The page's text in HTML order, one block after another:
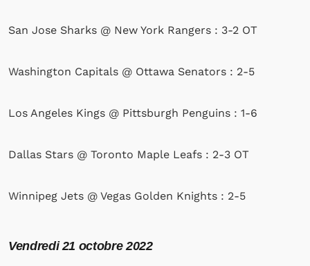
San Jose Sharks @ New York Rangers : 3-2 OT
Washington Capitals @ Ottawa Senators : 2-5
Los Angeles Kings @ Pittsburgh Penguins : 1-6
Dallas Stars @ Toronto Maple Leafs : 2-3 OT
Winnipeg Jets @ Vegas Golden Knights : 2-5
Vendredi21 octobre 2022